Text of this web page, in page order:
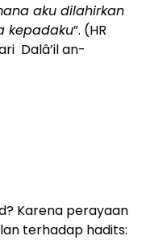
aku dilahirkan
kepadaku”. (HR
Dalâ’il an-
Karena perayaan
terhadap hadits: